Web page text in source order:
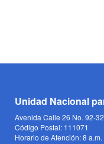
Unidad Nacional
Avenida Calle 26 No. 92-
Código Postal: 111071
Horario de Atención: 8 a.m.